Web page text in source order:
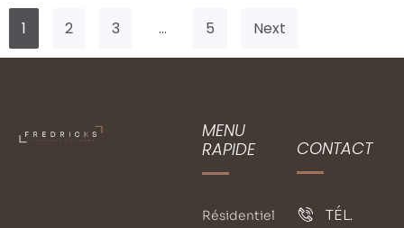
1 2 3 … 5 Next
MENU
RAPIDE
Résidentiel
CONTACT
TÉL.